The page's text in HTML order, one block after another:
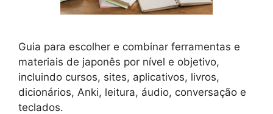
Guia para escolher e combinar ferramentas e
materiais de japonês por nível e objetivo,
incluindo cursos, sites, aplicativos, livros,
dicionários, Anki, leitura, áudio, conversação e
teclados.